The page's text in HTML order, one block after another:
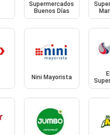
Supermercados
Buenos Días
Nini Mayorista